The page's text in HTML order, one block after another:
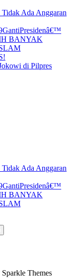
Ada Anggaran
BANYAK
di Pilpres
Ada Anggaran
BANYAK
Themes